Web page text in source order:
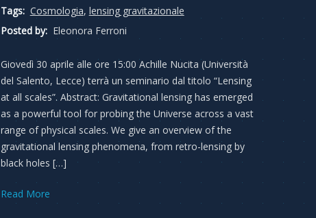
Tags: Cosmologia, lensing gravitazionale
Posted by: Eleonora Ferroni
Giovedì 30 aprile alle ore 15:00 Achille Nucita (Università
del Salento, Lecce) terrà un seminario dal titolo “Lensing
at all scales”. Abstract: Gravitational lensing has emerged
as a powerful tool for probing the Universe across a vast
range of physical scales. We give an overview of the
gravitational lensing phenomena, from retro-lensing by
black holes […]
Read More